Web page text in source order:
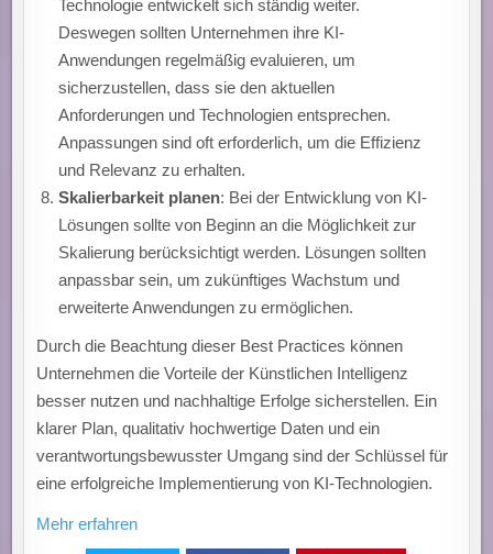
Technologie entwickelt sich ständig weiter.
Deswegen sollten Unternehmen ihre KI-
Anwendungen regelmäßig evaluieren, um
sicherzustellen, dass sie den aktuellen
Anforderungen und Technologien entsprechen.
Anpassungen sind oft erforderlich, um die Effizienz
und Relevanz zu erhalten.
Skalierbarkeit planen: Bei der Entwicklung von KI-
Lösungen sollte von Beginn an die Möglichkeit zur
Skalierung berücksichtigt werden. Lösungen sollten
anpassbar sein, um zukünftiges Wachstum und
erweiterte Anwendungen zu ermöglichen.
Durch die Beachtung dieser Best Practices können
Unternehmen die Vorteile der Künstlichen Intelligenz
besser nutzen und nachhaltige Erfolge sicherstellen. Ein
klarer Plan, qualitativ hochwertige Daten und ein
verantwortungsbewusster Umgang sind der Schlüssel für
eine erfolgreiche Implementierung von KI-Technologien.
Mehr erfahren